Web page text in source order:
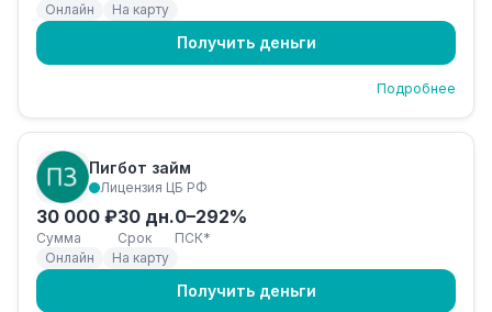
Онлайн
На карту
Получить деньги
Подробнее
Пигбот займ
Лицензия ЦБ РФ
30 000 ₽
Сумма
30 дн.
Срок
0–292%
ПСК*
Онлайн
На карту
Получить деньги